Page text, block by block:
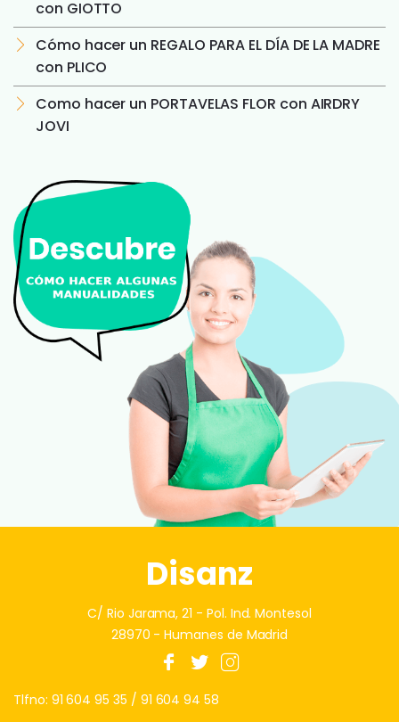
con GIOTTO
Cómo hacer un REGALO PARA EL DÍA DE LA MADRE
con PLICO
Como hacer un PORTAVELAS FLOR con AIRDRY
JOVI
Disanz
C/ Rio Jarama, 21 - Pol. Ind. Montesol
28970 - Humanes de Madrid
Tlfno: 91 604 95 35 / 91 604 94 58